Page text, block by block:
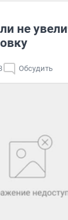
не
Обсудить